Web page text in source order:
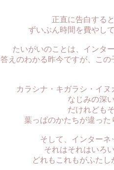
正直に告白する
ずいぶん時間を費やし
たいがいのことは、インタ
答えのわかる昨今ですが、こ
カラシナ・キガラシ・イ
なじみの深
だけれども
葉っぱのかたちが違っ
そして、インター
それはそれはいろ
どれもこれもがふた